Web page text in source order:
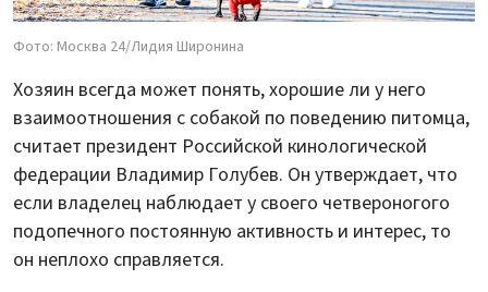
Фото: Москва 24/Лидия Широнина
Хозяин всегда может понять, хорошие ли у него
взаимоотношения с собакой по поведению питомца,
считает президент Российской кинологической
федерации Владимир Голубев. Он утверждает, что
если владелец наблюдает у своего четвероногого
подопечного постоянную активность и интерес, то
он неплохо справляется.